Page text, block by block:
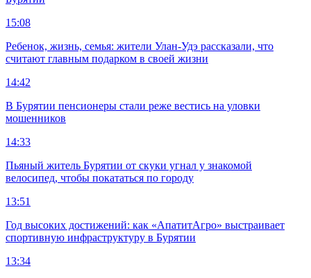
15:08
Ребенок, жизнь, семья: жители Улан-Удэ рассказали, что
считают главным подарком в своей жизни
14:42
В Бурятии пенсионеры стали реже вестись на уловки
мошенников
14:33
Пьяный житель Бурятии от скуки угнал у знакомой
велосипед, чтобы покататься по городу
13:51
Год высоких достижений: как «АпатитАгро» выстраивает
спортивную инфраструктуру в Бурятии
13:34